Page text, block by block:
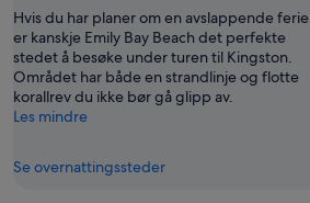
Hvis du har planer om en avslappende ferie,
er kanskje Emily Bay Beach det perfekte
stedet å besøke under turen til Kingston.
Området har både en strandlinje og flotte
korallrev du ikke bør gå glipp av.
Les mindre
Se overnattingssteder